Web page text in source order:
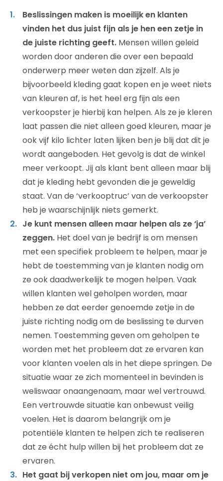
Beslissingen maken is moeilijk en klanten
vinden het dus juist fijn als je hen een zetje in
de juiste richting geeft. Mensen willen geleid
worden door anderen die over een bepaald
onderwerp meer weten dan zijzelf. Als je
bijvoorbeeld kleding gaat kopen en je weet niets
van kleuren af, is het heel erg fijn als een
verkoopster je hierbij kan helpen. Als ze je kleren
laat passen die niet alleen goed kleuren, maar je
ook vijf kilo lichter laten lijken ben je blij dat dit je
wordt aangeboden. Het gevolg is dat de winkel
meer verkoopt. Jij als klant bent alleen maar blij
dat je kleding hebt gevonden die je geweldig
staat. Van de ‘verkooptruc’ van de verkoopster
heb je waarschijnlijk niets gemerkt.
Je kunt mensen alleen maar helpen als ze ‘ja’
zeggen. Het doel van je bedrijf is om mensen
met een specifiek probleem te helpen, maar je
hebt de toestemming van je klanten nodig om
ze ook daadwerkelijk te mogen helpen. Vaak
willen klanten wel geholpen worden, maar
hebben ze dat eerder genoemde zetje in de
juiste richting nodig om de beslissing te durven
nemen. Toestemming geven om geholpen te
worden met het probleem dat ze ervaren kan
voor klanten voelen als in het diepe springen. De
situatie waar ze zich momenteel in bevinden is
weliswaar onaangenaam, maar wel vertrouwd.
Een vertrouwde situatie kan onbewust veilig
voelen. Het is daarom belangrijk om je
potentiële klanten te helpen zich te realiseren
dat ze écht hulp willen bij het probleem dat ze
ervaren.
Het gaat bij verkopen niet om jou, maar om je